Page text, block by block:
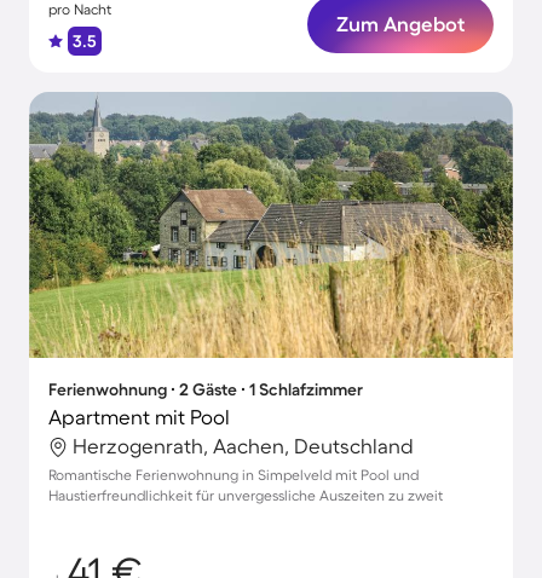
pro Nacht
3.5
Zum Angebot
Ferienwohnung ∙ 2 Gäste ∙ 1 Schlafzimmer
Apartment mit Pool
Herzogenrath, Aachen, Deutschland
Romantische Ferienwohnung in Simpelveld mit Pool und
Haustierfreundlichkeit für unvergessliche Auszeiten zu zweit